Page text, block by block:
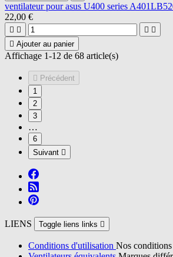
ventilateur pour asus U400 series
22,00 €
   
 Ajouter au panier
Affichage 1-12 de 68 article(s)
 Précédent
1
2
3
…
6
Suivant 
LIENS Toggle liens links 
Conditions d'utilisation Nos conditions